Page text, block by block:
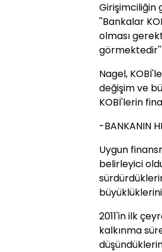
Girişimciliğin
''Bankalar
olması
görmektedir''
Nagel,
değişim ve
KOBİ'lerin
-BANKANIN
Uygun
belirleyici
2011'in ilk
kalkınma